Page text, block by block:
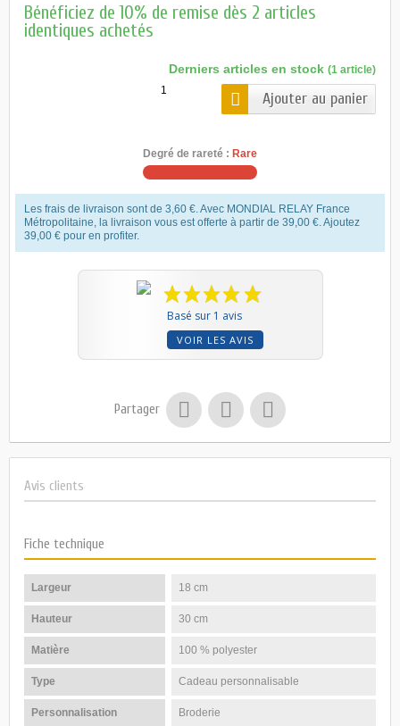
Bénéficiez de 10% de remise dès 2 articles
identiques achetés
Derniers articles en stock (1 article)
Ajouter au panier
Degré de rareté : Rare
Les frais de livraison sont de 3,60 €. Avec MONDIAL RELAY France
Métropolitaine, la livraison vous est offerte à partir de 39,00 €. Ajoutez
39,00 € pour en profiter.
Basé sur 1 avis
VOIR LES AVIS
Partager
Avis clients
Fiche technique
Largeur 18 cm
Hauteur 30 cm
Matière 100 % polyester
Type Cadeau personnalisable
Personnalisation Broderie